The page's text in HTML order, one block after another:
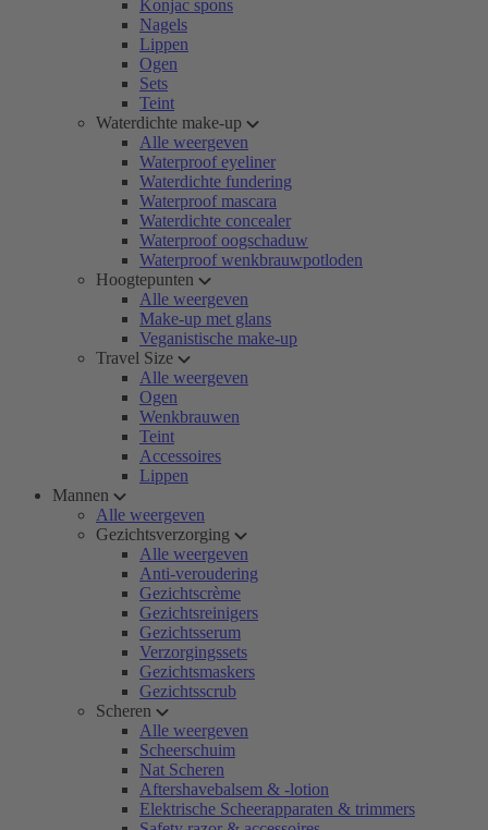
Konjac spons
Nagels
Lippen
Ogen
Sets
Teint
Waterdichte make-up
Alle weergeven
Waterproof eyeliner
Waterdichte fundering
Waterproof mascara
Waterdichte concealer
Waterproof oogschaduw
Waterproof wenkbrauwpotloden
Hoogtepunten
Alle weergeven
Make-up met glans
Veganistische make-up
Travel Size
Alle weergeven
Ogen
Wenkbrauwen
Teint
Accessoires
Lippen
Mannen
Alle weergeven
Gezichtsverzorging
Alle weergeven
Anti-veroudering
Gezichtscrème
Gezichtsreinigers
Gezichtsserum
Verzorgingssets
Gezichtsmaskers
Gezichtsscrub
Scheren
Alle weergeven
Scheerschuim
Nat Scheren
Aftershavebalsem & -lotion
Elektrische Scheerapparaten & trimmers